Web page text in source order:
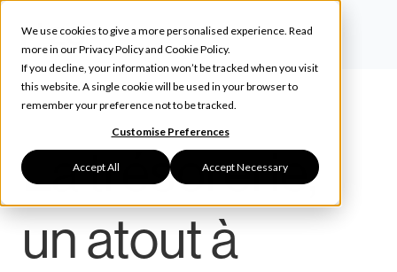
We use cookies to give a more personalised experience. Read
more in ourPrivacy Policyand Cookie Policy.
If you decline, your information won’t be tracked when you visit
this website. A single cookie will be used in your browser to
remember your preference not to be tracked.
Customise Preferences
Accept All Accept Necessary
La trésorerie,
un atout à